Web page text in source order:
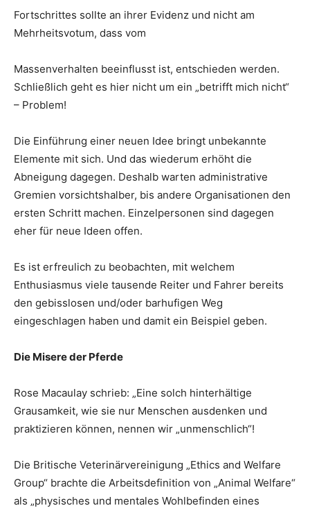
Fortschrittes sollte an ihrer Evidenz und nicht am
Mehrheitsvotum, dass vom
Massenverhalten beeinflusst ist, entschieden werden.
Schließlich geht es hier nicht um ein „betrifft mich nicht“
– Problem!
Die Einführung einer neuen Idee bringt unbekannte
Elemente mit sich. Und das wiederum erhöht die
Abneigung dagegen. Deshalb warten administrative
Gremien vorsichtshalber, bis andere Organisationen den
ersten Schritt machen. Einzelpersonen sind dagegen
eher für neue Ideen offen.
Es ist erfreulich zu beobachten, mit welchem
Enthusiasmus viele tausende Reiter und Fahrer bereits
den gebisslosen und/oder barhufigen Weg
eingeschlagen haben und damit ein Beispiel geben.
Die Misere der Pferde
Rose Macaulay schrieb: „Eine solch hinterhältige
Grausamkeit, wie sie nur Menschen ausdenken und
praktizieren können, nennen wir „unmenschlich“!
Die Britische Veterinärvereinigung „Ethics and Welfare
Group“ brachte die Arbeitsdefinition von „Animal Welfare“
als „physisches und mentales Wohlbefinden eines